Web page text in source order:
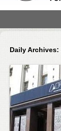
Daily Archives: